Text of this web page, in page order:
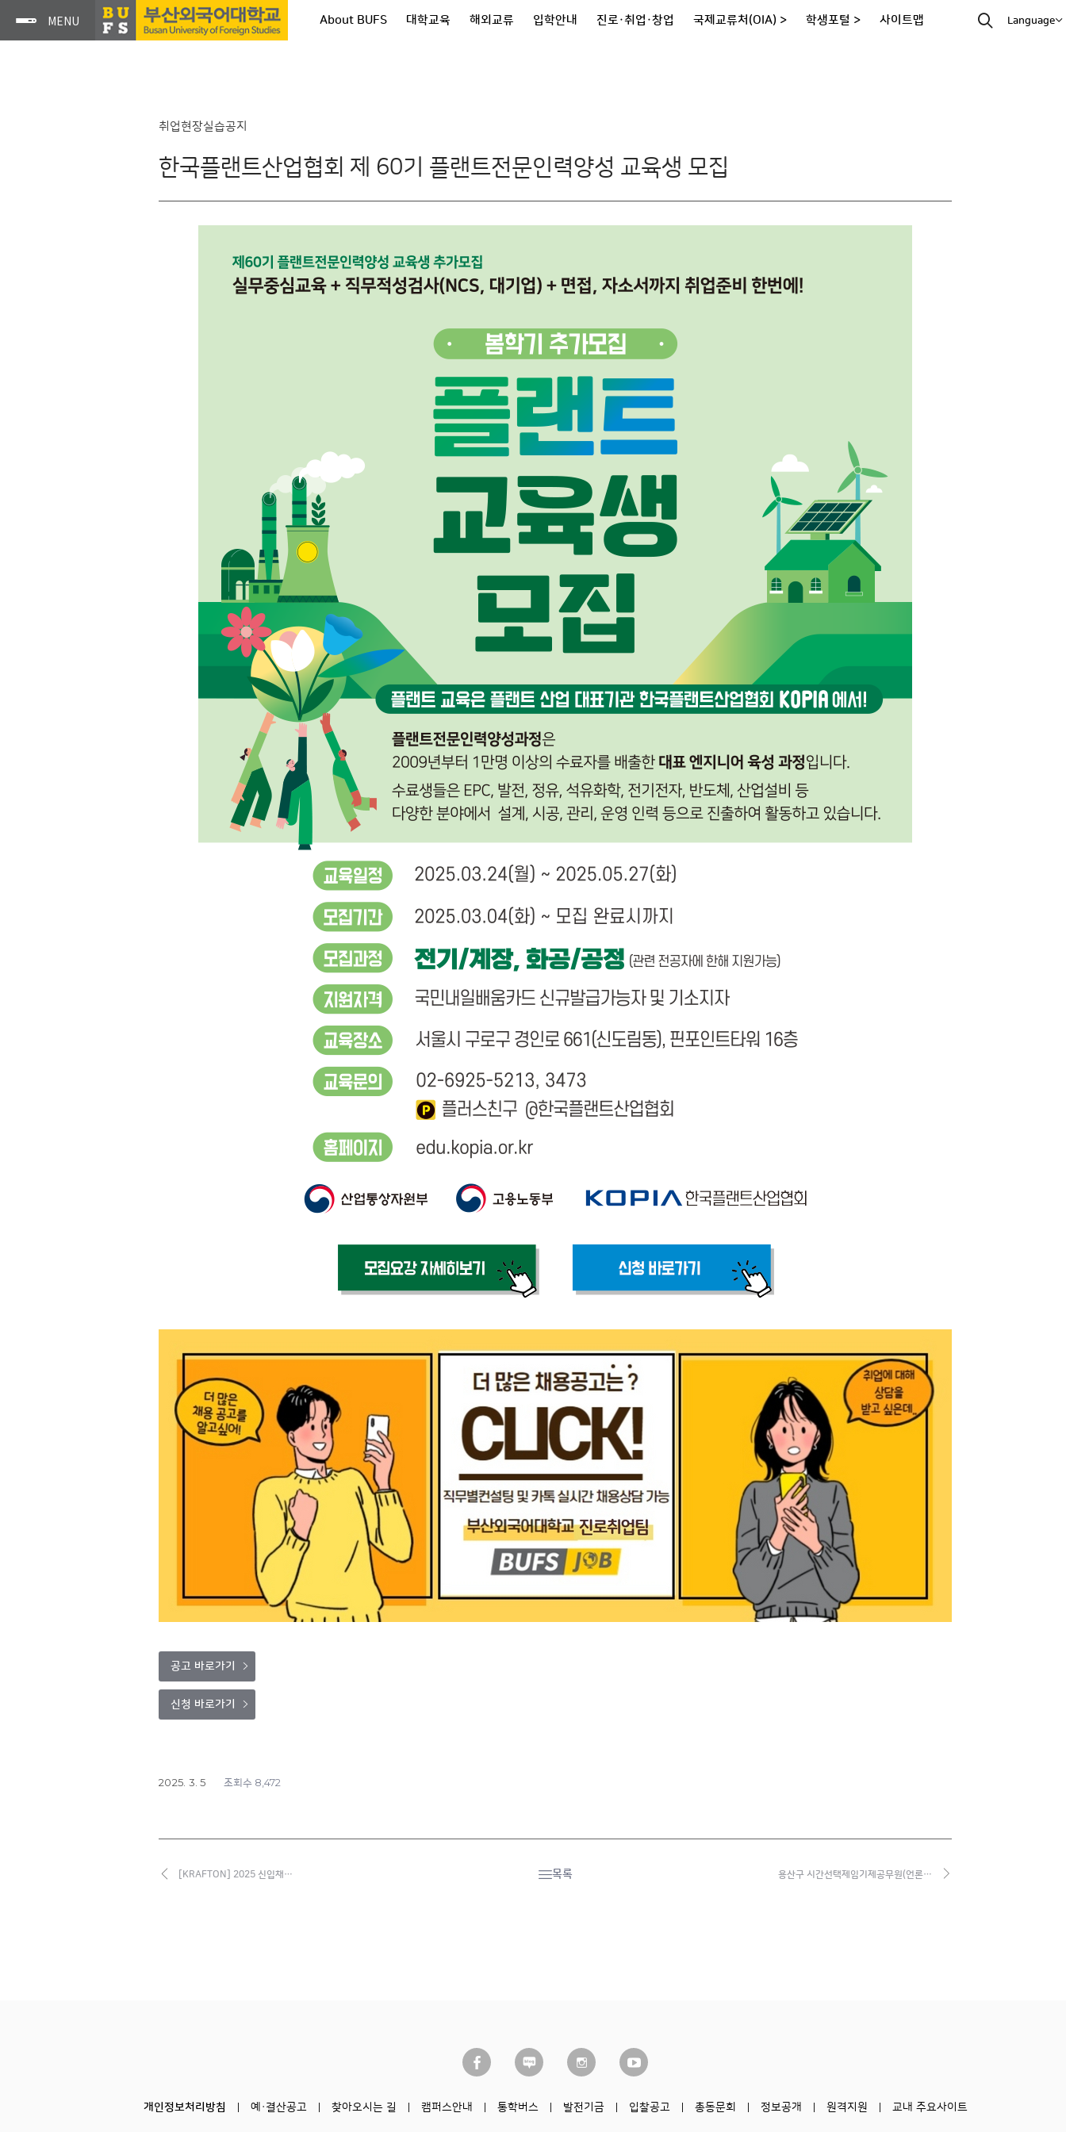
About BUFS 대학교육 해외교류 입학안내 진로·취업·창업 국제교류처(OIA) > 학생포털 > 사이트맵 Language
취업현장실습공지
한국플랜트산업협회 제 60기 플랜트전문인력양성 교육생 모집
공고 바로가기
신청 바로가기
2025. 3. 5 조회수 8,472
[KRAFTON] 2025 신입채… 목록 용산구 시간선택제임기제공무원(언론…
개인정보처리방침 예·결산공고 찾아오시는 길 캠퍼스안내 통학버스 발전기금 입찰공고 총동문회 정보공개 원격지원 교내 주요사이트